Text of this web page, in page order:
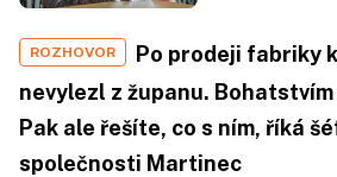
ROZHOVOR
Po prodeji fabriky
nevylezl z županu.
Pak ale řešíte, co s ním, říká
společnosti Martinec